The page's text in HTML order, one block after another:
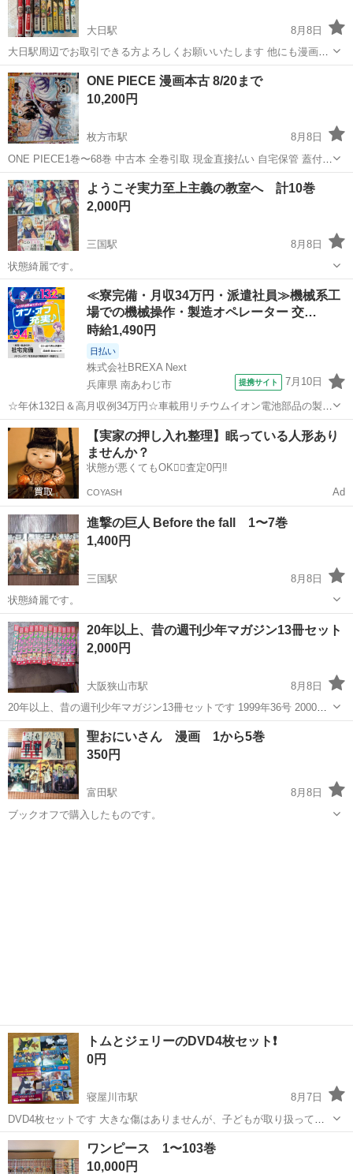
大日駅
8月8日
大日駅周辺でお取引できる方よろしくお願いいたします 他にも漫画出
品しております お気軽にお声掛けください😊
大阪 門真市 マンガ、コミック、アニメ
ONE PIECE 漫画本古 8/20まで
10,200円
枚方市駅
8月8日
ONE PIECE1巻〜68巻 中古本 全巻引取 現金直接払い 自宅保管 蓋付き
ケースにまとめて入れて保管していました 写真の通り表紙に破れや 経
年劣化がみられます 現物確認後ノークレームノーリスクでお願い致し
ます ...
大阪 枚方市 枚方市駅 マンガ、コミック、アニメ
ようこそ実力至上主義の教室へ 計10巻
2,000円
三国駅
8月8日
状態綺麗です。
大阪 大阪市 三国駅 マンガ、コミック、アニメ
ようこそ実力至上主義の教室へ
≪寮完備・月収34万円・派遣社員≫機械系工
場での機械操作・製造オペレーター 交…
時給1,490円
日払い
株式会社BREXA Next
兵庫県 南あわじ市
提携サイト 7月10日
☆年休132日＆高月収例34万円☆車載用リチウムイオン電池部品の製造
／4勤2休でオフも充実♪／家具・家電付き社宅あり＆前払いで生活支援
物資が受け取れる◎／20〜40代男女活躍中！ 車載用リチウムイオン電
池部品の製造 車載用...
兵庫 南あわじ市 その他
【実家の押し入れ整理】眠っている人形あり
ませんか？
状態が悪くてもOK🙆‍♀️査定0円‼️
COYASH Ad
進撃の巨人 Before the fall 1〜7巻
1,400円
三国駅
8月8日
状態綺麗です。
大阪 大阪市 三国駅 マンガ、コミック、アニメ 状態
20年以上、昔の週刊少年マガジン13冊セット
2,000円
大阪狭山市駅
8月8日
20年以上、昔の週刊少年マガジン13冊セットです 1999年36号 2000年
17号 2001年.21、22合併号 36、37合併号 42号 48号 2002年 23号25号
31号52号 203年8号1...
大阪 大阪狭山市 大阪狭山市駅
マンガ、コミック、アニメ
聖おにいさん 漫画 1から5巻
350円
富田駅
8月8日
ブックオフで購入したものです。
トムとジェリーのDVD4枚セット❗️
0円
寝屋川市駅
8月7日
DVD4枚セットです 大きな傷はありませんが、子どもが取り扱ってい
ましたので使用感はあります ご理解いただける方にお譲りしたいです
大阪 寝屋川市 寝屋川市駅 マンガ、コミック、アニメ
トムとジェリー
ワンピース 1〜103巻
10,000円